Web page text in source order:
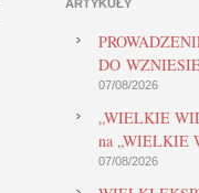
ARTYKUŁY
DO
07/08/2026
„WIELKIE
na „WIELKIE
07/08/2026